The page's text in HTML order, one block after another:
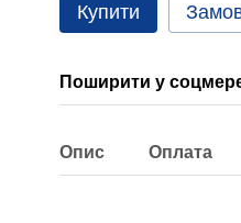
Купити
Поширити у
Опис Оплата